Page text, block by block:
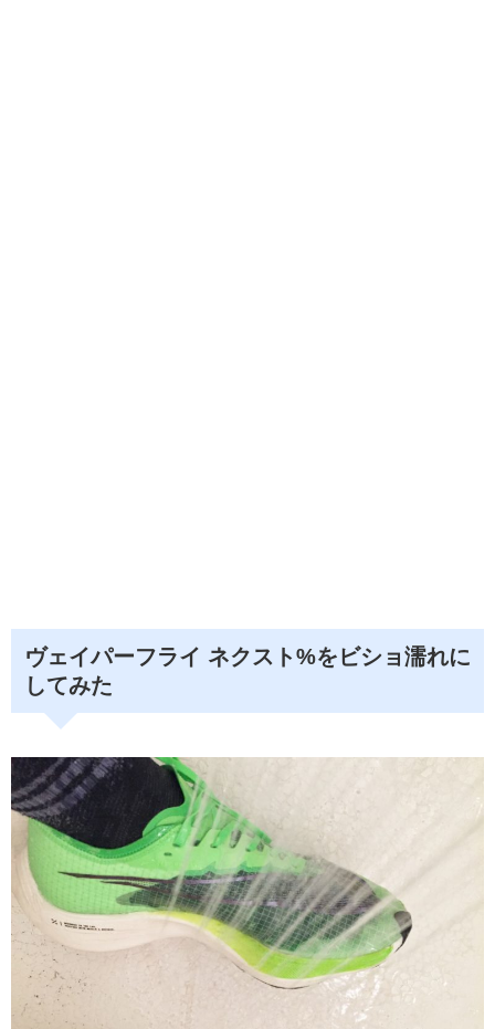
ヴェイパーフライ ネクスト%をビショ濡れに
してみた